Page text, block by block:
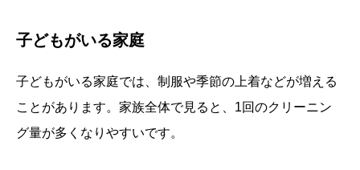
子どもがいる家庭
子どもがいる家庭では、制服や季節の上着などが増える
ことがあります。家族全体で見ると、1回のクリーニン
グ量が多くなりやすいです。